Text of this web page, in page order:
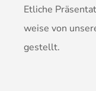
Etliche
weise von
gestellt.